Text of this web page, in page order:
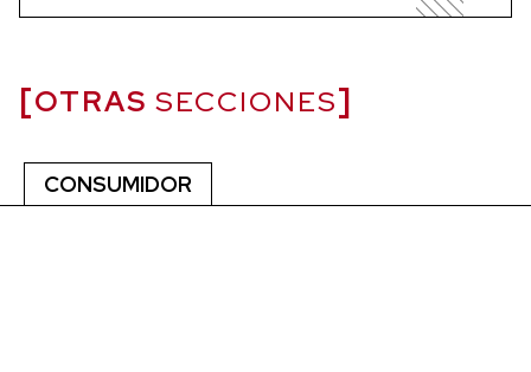
OTRAS SECCIONES
CONSUMIDOR